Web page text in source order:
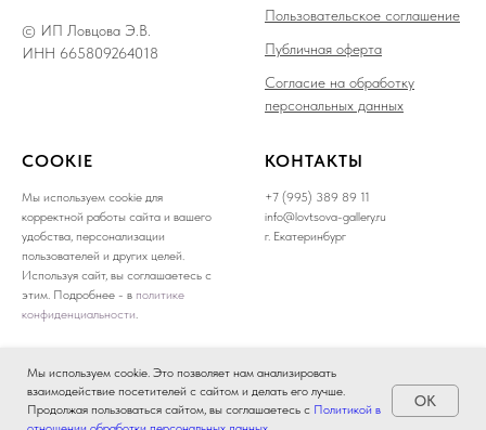
Мы используем cookie. Это позволяет нам анализировать
взаимодействие посетителей с сайтом и делать его лучше.
Продолжая пользоваться сайтом, вы соглашаетесь с Политикой в
OK
© ИП Ловцова Э.В.
ИНН 665809264018
Пользовательское соглашение
Публичная оферта
Согласие на обработку
персональных данных
COOKIE
Мы используем cookie для
корректной работы сайта и вашего
удобства, персонализации
пользователей и других целей.
Используя сайт, вы соглашаетесь с
этим. Подробнее - в политике
конфиденциальности.
КОНТАКТЫ
+7 (995) 389 89 11
info@lovtsova-gallery.ru
г. Екатеринбург